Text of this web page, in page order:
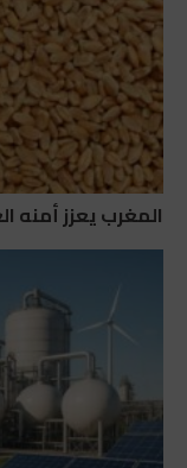
المغرب يعزز أمنه